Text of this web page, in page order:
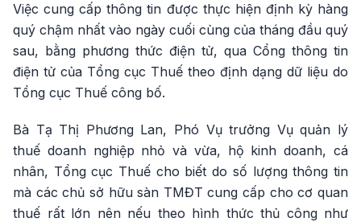
Việc cung cấp thông tin được thực hiện định kỳ hàng
quý chậm nhất vào ngày cuối cùng của tháng đầu quý
sau, bằng phương thức điện tử, qua Cổng thông tin
điện tử của Tổng cục Thuế theo định dạng dữ liệu do
Tổng cục Thuế công bố.
Bà Tạ Thị Phương Lan, Phó Vụ trưởng Vụ quản lý
thuế doanh nghiệp nhỏ và vừa, hộ kinh doanh, cá
nhân, Tổng cục Thuế cho biết do số lượng thông tin
mà các chủ sở hữu sàn TMĐT cung cấp cho cơ quan
thuế rất lớn nên nếu theo hình thức thủ công như